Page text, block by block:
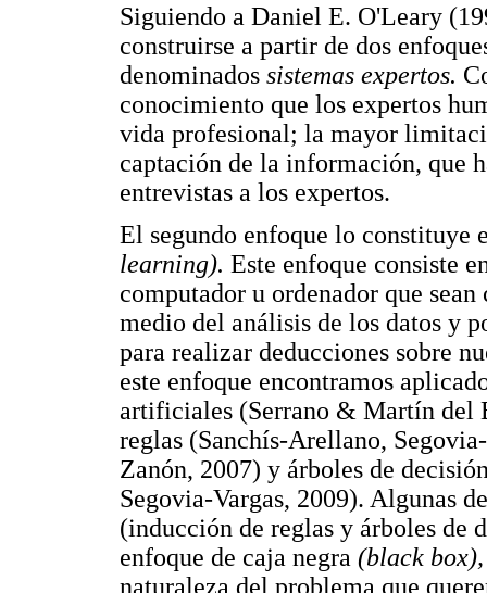
Siguiendo a Daniel E. O'Leary
construirse a partir de dos
denominados sistemas expertos.
conocimiento que los expertos
vida profesional; la mayor
captación de la información, que
entrevistas a los expertos.
El segundo enfoque lo constituye
learning). Este enfoque consiste
computador u ordenador que
medio del análisis de los datos y
para realizar deducciones sobre
este enfoque encontramos
artificiales (Serrano & Martín del
reglas (Sanchís-Arellano,
Zanón, 2007) y árboles de
Segovia-Vargas, 2009). Algunas
(inducción de reglas y árboles de
enfoque de caja negra (black
naturaleza del problema que